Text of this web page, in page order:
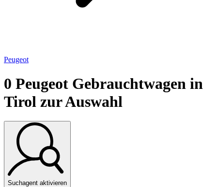
Peugeot
0 Peugeot Gebrauchtwagen in
Tirol zur Auswahl
Suchagent aktivieren